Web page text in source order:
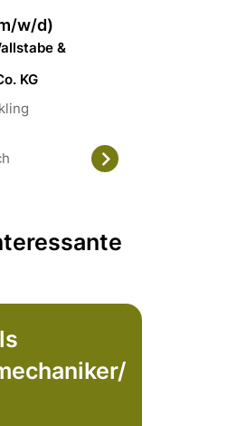
w/d)
&
KG